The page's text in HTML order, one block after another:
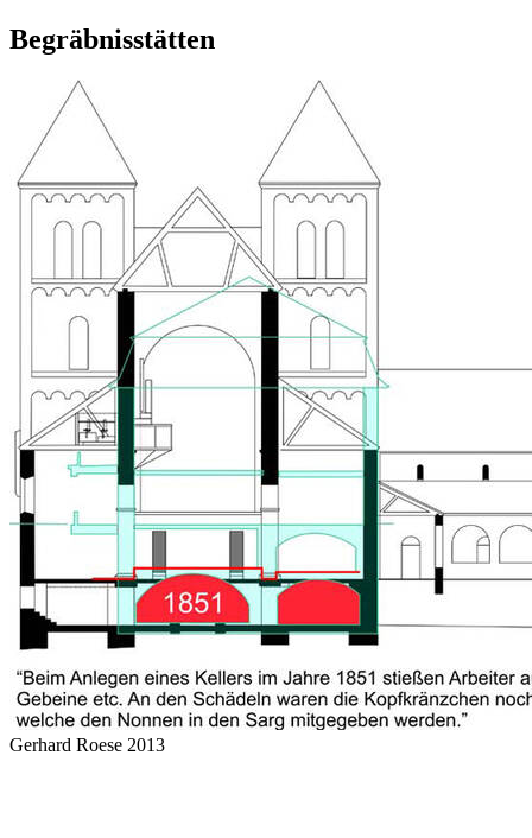
Begräbnisstätten
Gerhard Roese 2013